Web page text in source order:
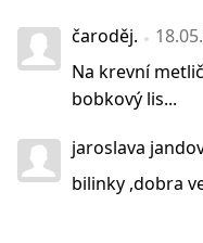
čaroděj.
Na krevní
bobkový lis...
jaroslava
bilinky ,dobra